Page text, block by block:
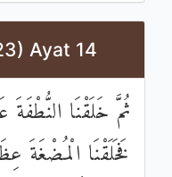
Ayat 14
ثُمَّ خَلَقْنَا النُّطْفَةَ
فَخَلَقْنَا الْمُضْغَةَ